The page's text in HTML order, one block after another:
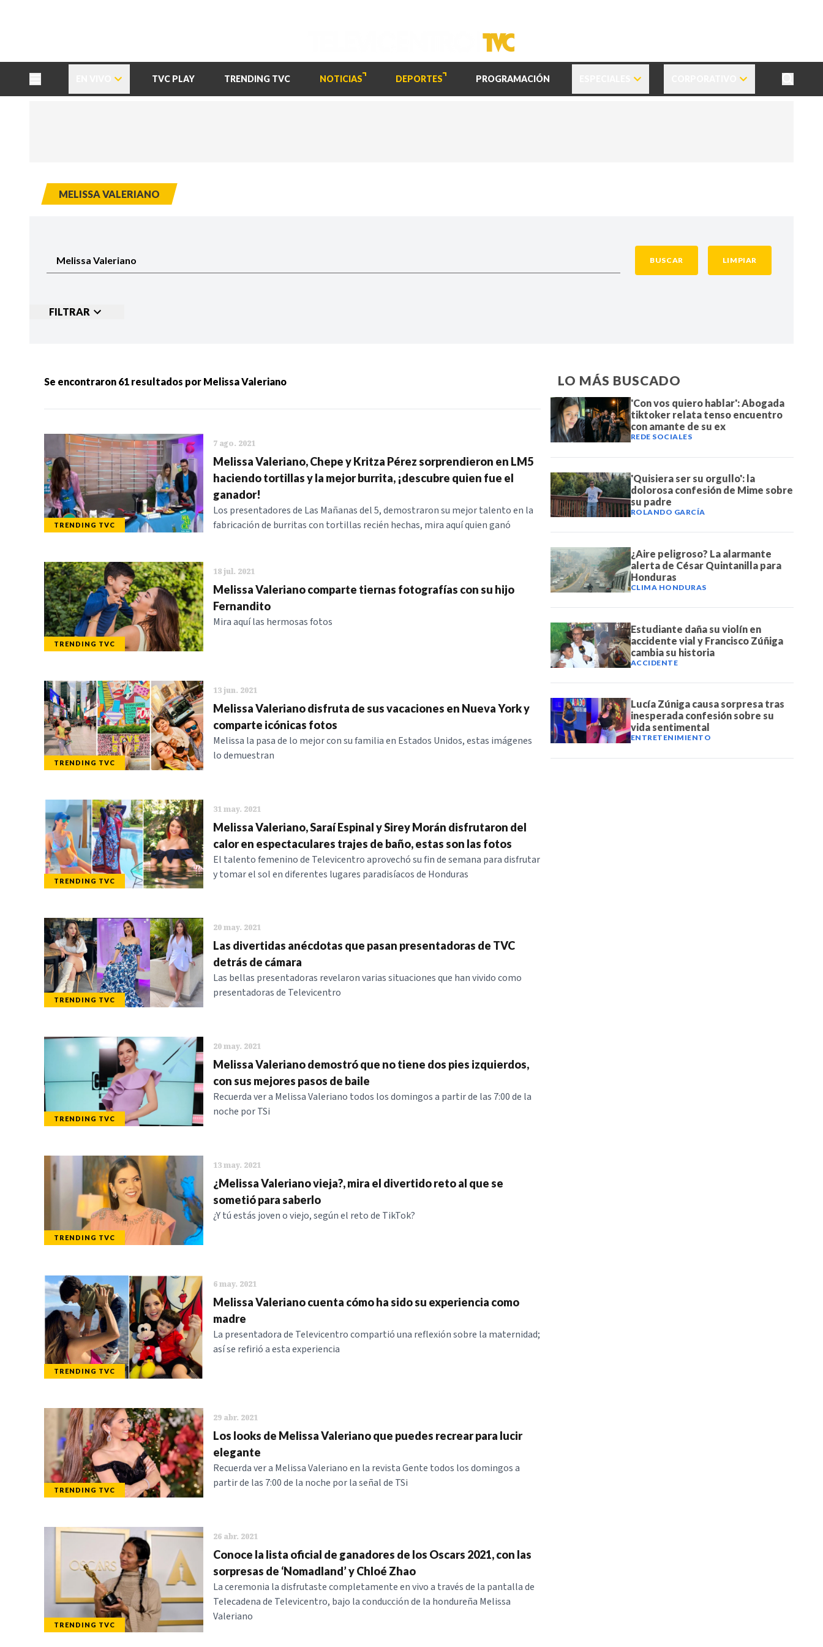
TVC PLAY TRENDING TVC NOTICIAS DEPORTES PROGRAMACIÓN
MELISSA VALERIANO
BUSCAR LIMPIAR
FILTRAR
Categorias: NOTICIAS SERIES
Se encontraron 61 resultados por Melissa Valeriano
TRENDING TVC
7 ago. 2021
Melissa Valeriano, Chepe y Kritza Pérez sorprendieron en LM5
haciendo tortillas y la mejor burrita, ¡descubre quien fue el
ganador!
Los presentadores de Las Mañanas del 5, demostraron su mejor talento en la
fabricación de burritas con tortillas recién hechas, mira aquí quien ganó
TRENDING TVC
18 jul. 2021
Melissa Valeriano comparte tiernas fotografías con su hijo
Fernandito
Mira aquí las hermosas fotos
TRENDING TVC
13 jun. 2021
Melissa Valeriano disfruta de sus vacaciones en Nueva York y
comparte icónicas fotos
Melissa la pasa de lo mejor con su familia en Estados Unidos, estas imágenes
lo demuestran
TRENDING TVC
31 may. 2021
Melissa Valeriano, Saraí Espinal y Sirey Morán disfrutaron del
calor en espectaculares trajes de baño, estas son las fotos
El talento femenino de Televicentro aprovechó su fin de semana para disfrutar
y tomar el sol en diferentes lugares paradisíacos de Honduras
TRENDING TVC
20 may. 2021
Las divertidas anécdotas que pasan presentadoras de TVC
detrás de cámara
Las bellas presentadoras revelaron varias situaciones que han vivido como
presentadoras de Televicentro
TRENDING TVC
20 may. 2021
Melissa Valeriano demostró que no tiene dos pies izquierdos,
con sus mejores pasos de baile
Recuerda ver a Melissa Valeriano todos los domingos a partir de las 7:00 de la
noche por TSi
TRENDING TVC
13 may. 2021
¿Melissa Valeriano vieja?, mira el divertido reto al que se
sometió para saberlo
¿Y tú estás joven o viejo, según el reto de TikTok?
TRENDING TVC
6 may. 2021
Melissa Valeriano cuenta cómo ha sido su experiencia como
madre
La presentadora de Televicentro compartió una reflexión sobre la maternidad;
así se refirió a esta experiencia
TRENDING TVC
29 abr. 2021
Los looks de Melissa Valeriano que puedes recrear para lucir
elegante
Recuerda ver a Melissa Valeriano en la revista Gente todos los domingos a
partir de las 7:00 de la noche por la señal de TSi
TRENDING TVC
26 abr. 2021
Conoce la lista oficial de ganadores de los Oscars 2021, con las
sorpresas de ‘Nomadland’ y Chloé Zhao
La ceremonia la disfrutaste completamente en vivo a través de la pantalla de
Telecadena de Televicentro, bajo la conducción de la hondureña Melissa
Valeriano
LO MÁS BUSCADO
'Con vos quiero hablar': Abogada
tiktoker relata tenso encuentro
con amante de su ex
REDE SOCIALES
'Quisiera ser su orgullo': la
dolorosa confesión de Mime sobre
su padre
ROLANDO GARCÍA
¿Aire peligroso? La alarmante
alerta de César Quintanilla para
Honduras
CLIMA HONDURAS
Estudiante daña su violín en
accidente vial y Francisco Zúñiga
cambia su historia
ACCIDENTE
Lucía Zúniga causa sorpresa tras
inesperada confesión sobre su
vida sentimental
ENTRETENIMIENTO